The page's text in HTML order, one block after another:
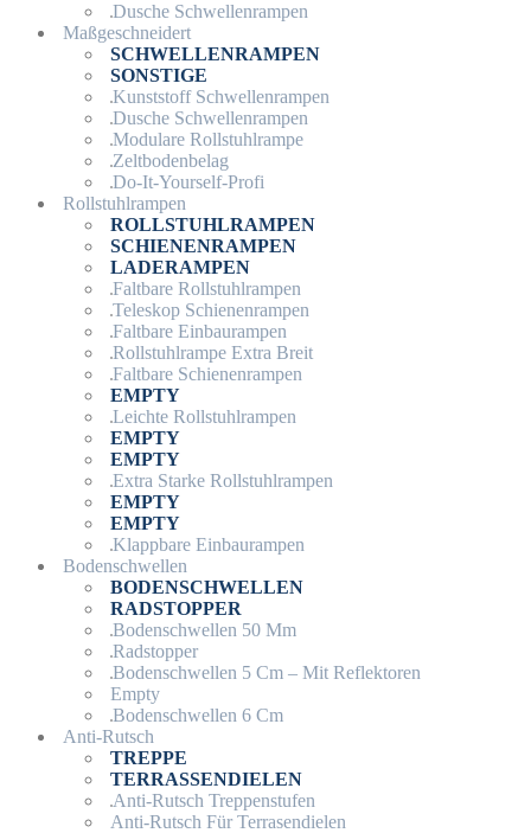
Dusche Schwellenrampen
Maßgeschneidert
SCHWELLENRAMPEN
SONSTIGE
Kunststoff Schwellenrampen
Dusche Schwellenrampen
Modulare Rollstuhlrampe
Zeltbodenbelag
Do-It-Yourself-Profi
Rollstuhlrampen
ROLLSTUHLRAMPEN
SCHIENENRAMPEN
LADERAMPEN
Faltbare Rollstuhlrampen
Teleskop Schienenrampen
Faltbare Einbaurampen
Rollstuhlrampe Extra Breit
Faltbare Schienenrampen
EMPTY
Leichte Rollstuhlrampen
EMPTY
EMPTY
Extra Starke Rollstuhlrampen
EMPTY
EMPTY
Klappbare Einbaurampen
Bodenschwellen
BODENSCHWELLEN
RADSTOPPER
Bodenschwellen 50 Mm
Radstopper
Bodenschwellen 5 Cm – Mit Reflektoren
Empty
Bodenschwellen 6 Cm
Anti-Rutsch
TREPPE
TERRASSENDIELEN
Anti-Rutsch Treppenstufen
Anti-Rutsch Für Terrasendielen